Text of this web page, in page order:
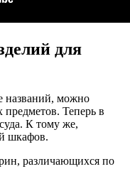
для
названий, можно
Теперь в
К тому же,
шкафов.
различающихся по